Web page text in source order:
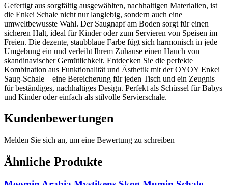
Gefertigt aus sorgfältig ausgewählten, nachhaltigen Materialien, ist
die Enkei Schale nicht nur langlebig, sondern auch eine
umweltbewusste Wahl. Der Saugnapf am Boden sorgt für einen
sicheren Halt, ideal für Kinder oder zum Servieren von Speisen im
Freien. Die dezente, staubblaue Farbe fügt sich harmonisch in jede
Umgebung ein und verleiht Ihrem Zuhause einen Hauch von
skandinavischer Gemütlichkeit. Entdecken Sie die perfekte
Kombination aus Funktionalität und Ästhetik mit der OYOY Enkei
Saug-Schale – eine Bereicherung für jeden Tisch und ein Zeugnis
für beständiges, nachhaltiges Design. Perfekt als Schüssel für Babys
und Kinder oder einfach als stilvolle Servierschale.
Kundenbewertungen
Melden Sie sich an, um eine Bewertung zu schreiben
Ähnliche Produkte